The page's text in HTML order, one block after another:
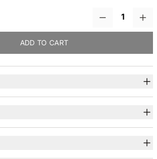
ADD TO CART